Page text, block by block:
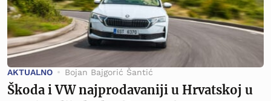
AKTUALNO Bojan Bajgorić Šantić
Škoda i VW najprodavaniji u Hrvatskoj u